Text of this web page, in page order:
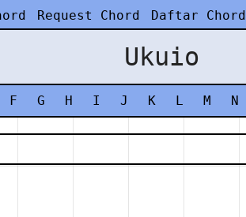
Request Chord Daftar Chord
Ukuio
F G H I J K L M N